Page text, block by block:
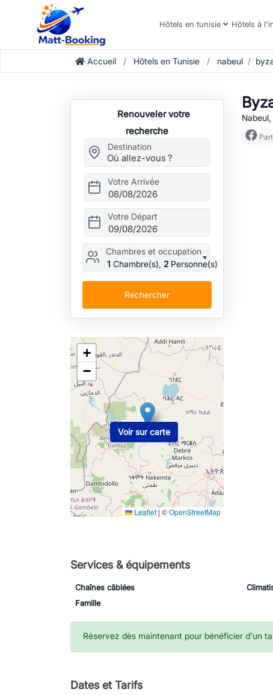
Hôtels en tunisie Hôtels à
Accueil Hôtels en Tunisie nabeul
Renouveler votre
recherche
Destination
Votre Arrivée
08/08/2026
Votre Départ
09/08/2026
Chambres et occupation
1 Chambre(s), 2 Personne(s)
Rechercher
+
−
Leaflet | ©OpenStreetMap
Voir sur carte
Services & équipements
Chaînes câblées
Famille
Réservez dès maintenant pour bénéficier d'un
Dates et Tarifs